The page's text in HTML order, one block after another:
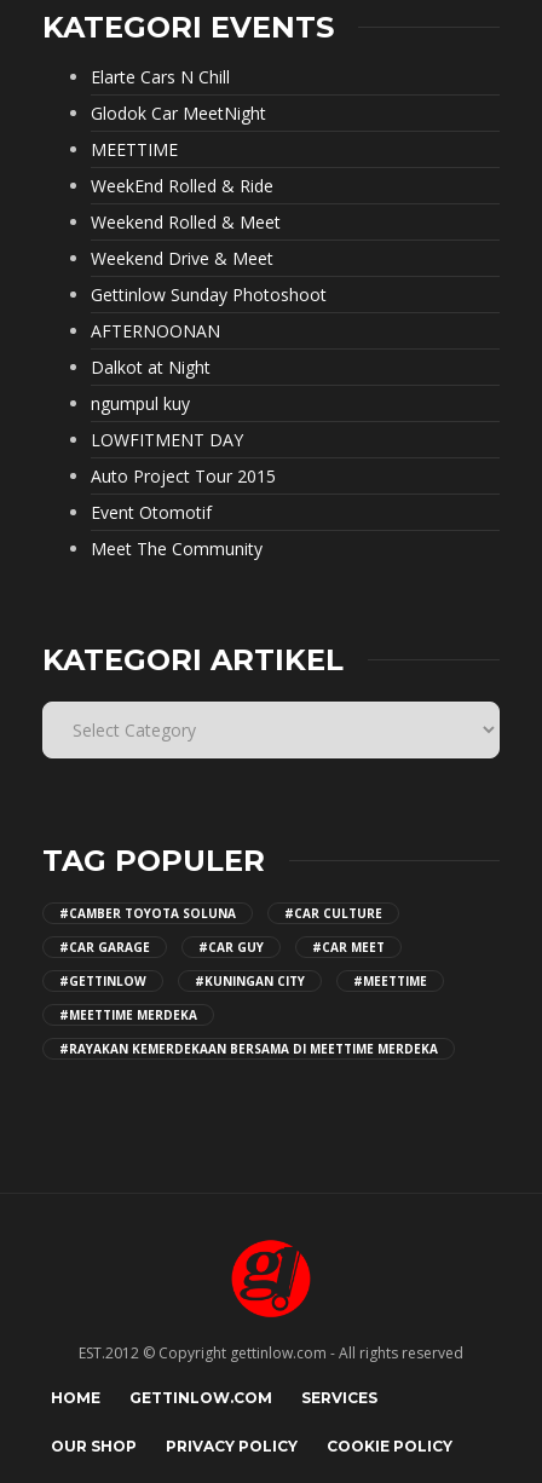
KATEGORI EVENTS
Elarte Cars N Chill
Glodok Car MeetNight
MEETTIME
WeekEnd Rolled & Ride
Weekend Rolled & Meet
Weekend Drive & Meet
Gettinlow Sunday Photoshoot
AFTERNOONAN
Dalkot at Night
ngumpul kuy
LOWFITMENT DAY
Auto Project Tour 2015
Event Otomotif
Meet The Community
KATEGORI ARTIKEL
TAG POPULER
#CAMBER TOYOTA SOLUNA
#CAR CULTURE
#CAR GARAGE
#CAR GUY
#CAR MEET
#GETTINLOW
#KUNINGAN CITY
#MEETTIME
#MEETTIME MERDEKA
#RAYAKAN KEMERDEKAAN BERSAMA DI MEETTIME MERDEKA
EST.2012 © Copyright gettinlow.com - All rights reserved
HOME GETTINLOW.COM SERVICES
OUR SHOP PRIVACY POLICY COOKIE POLICY